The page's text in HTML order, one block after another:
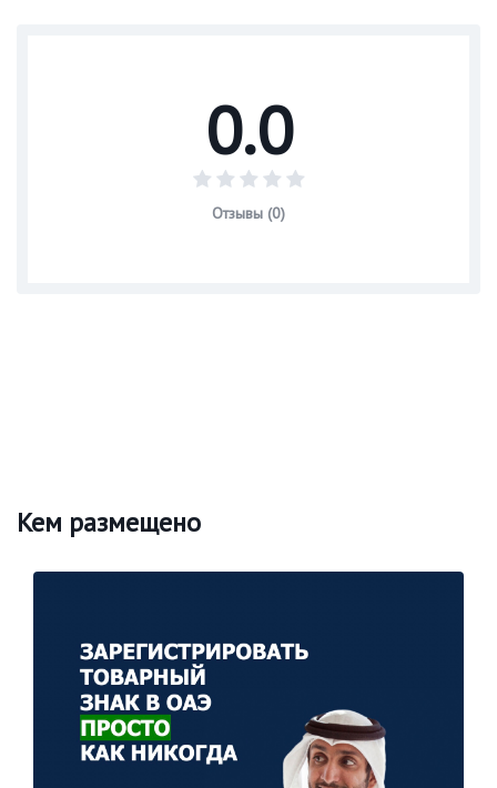
0.0
Отзывы (0)
Кем размещено